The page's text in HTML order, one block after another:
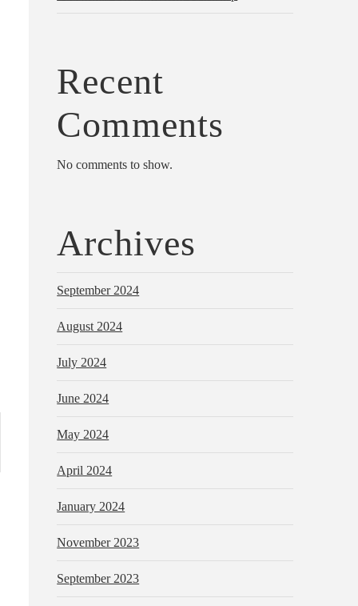
Recent
Comments
No comments to show.
Archives
September 2024
August 2024
July 2024
June 2024
May 2024
April 2024
January 2024
November 2023
September 2023